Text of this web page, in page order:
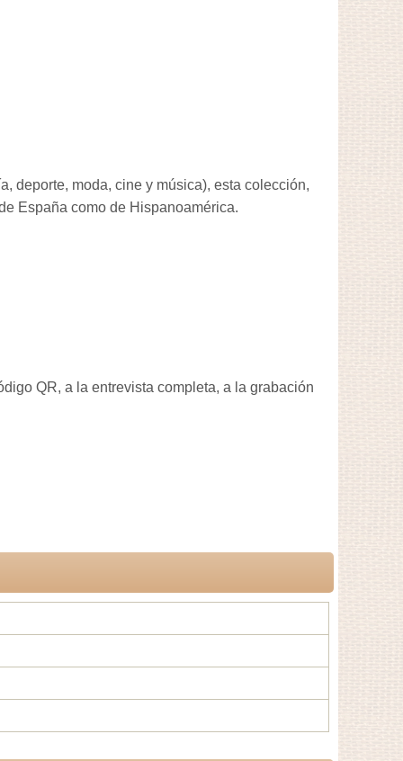
deporte, moda, cine y música), esta colección,
España como de Hispanoamérica.
QR, a la entrevista completa, a la grabación